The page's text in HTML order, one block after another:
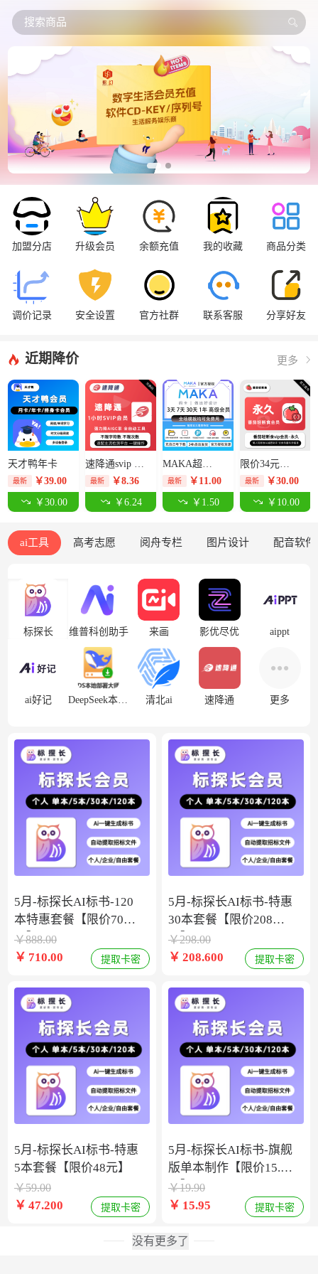
搜索商品
加盟分店 升级会员 余额充值 我的收藏 商品分类
调价记录 安全设置 官方社群 联系客服 分享好友
近期降价 更多
天才鸭年卡
最新 ￥39.00
￥30.00
速降通svip 1小时卡【限价14元】
最新 ￥8.36
￥6.24
MAKA超级会员3天-限价12.5元
最新 ￥ 11.00
￥1.50
限价34元番茄轻断食永久卡
最新 ￥30.00
￥10.00
ai工具 高考志愿 阅舟专栏 图片设计 配音软件
标探长 维普科创助手 来画 影优尽优 aippt
ai好记 DeepSeek本地部署 清北ai 速降通 更多
5月-标探长AI标书-120
本特惠套餐【限价708
元】
￥888.00
￥ 710.00 提取卡密
5月-标探长AI标书-特惠
5本套餐【限价48元】
￥59.00
￥ 47.200 提取卡密
5月-标探长AI标书-特惠
30本套餐【限价208
元】
￥298.00
￥ 208.600 提取卡密
5月-标探长AI标书-旗舰
版单本制作【限价15.9
元】
￥19.90
￥ 15.95 提取卡密
没有更多了